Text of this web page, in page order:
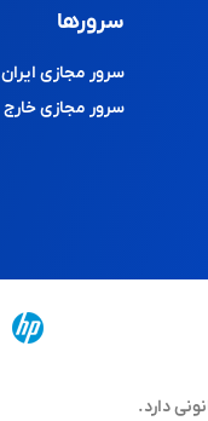
سرورها
سرور مجازی ایران
سرور مجازی خارج
دارد.